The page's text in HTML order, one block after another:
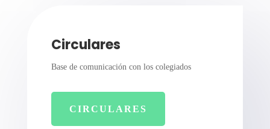
Circulares
Base de comunicación con los colegiados
CIRCULARES